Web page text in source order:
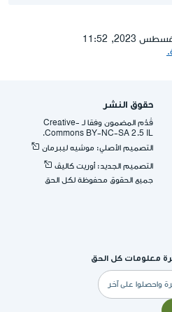
حقوق النشر
قُدِّم المضمون وفقا لـ -Creative
Commons BY-NC-SA 2.5 IL.
التصميم الأصلي: موشيه ليبرمان
التصميم الجديد: أوريت كاليڤ
جميع الحقوق محفوظة لكل الحق
معلومات كل الحق